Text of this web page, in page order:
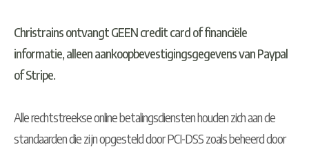
Christrains ontvangt GEEN credit card of financiële
informatie, alleen aankoopbevestigingsgegevens van Paypal
of Stripe.
Alle rechtstreekse online betalingsdiensten houden zich aan de
standaarden die zijn opgesteld door PCI-DSS zoals beheerd door